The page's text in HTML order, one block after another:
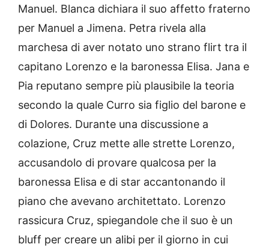
Manuel. Blanca dichiara il suo affetto fraterno
per Manuel a Jimena. Petra rivela alla
marchesa di aver notato uno strano flirt tra il
capitano Lorenzo e la baronessa Elisa. Jana e
Pia reputano sempre più plausibile la teoria
secondo la quale Curro sia figlio del barone e
di Dolores. Durante una discussione a
colazione, Cruz mette alle strette Lorenzo,
accusandolo di provare qualcosa per la
baronessa Elisa e di star accantonando il
piano che avevano architettato. Lorenzo
rassicura Cruz, spiegandole che il suo è un
bluff per creare un alibi per il giorno in cui